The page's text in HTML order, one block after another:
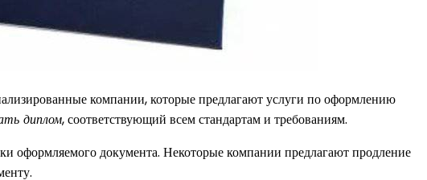
компании, которые предлагают услуги по оформлению
диплом, соответствующий всем стандартам и требованиям.
оформляемого документа. Некоторые компании предлагают продление